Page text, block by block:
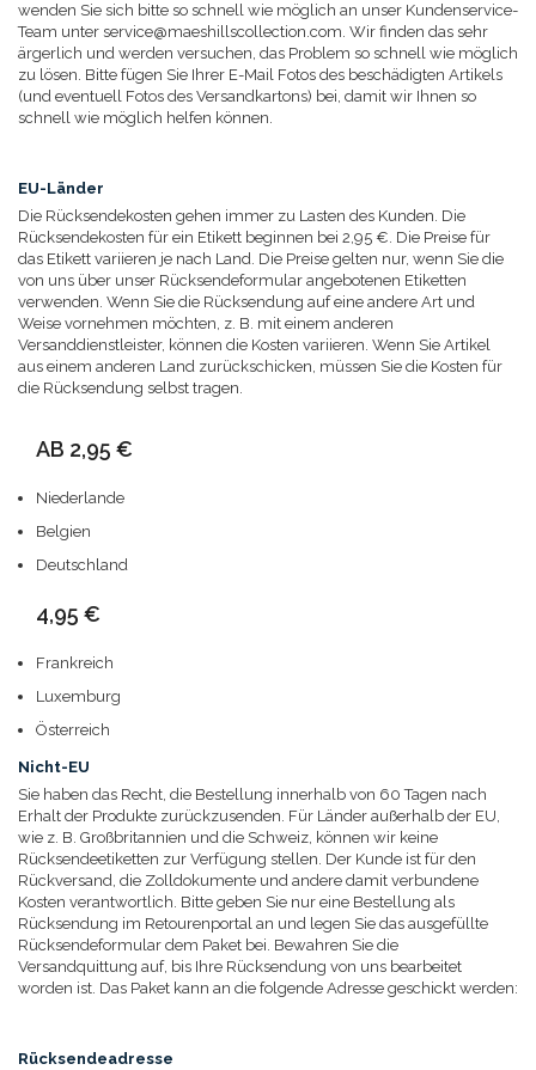
wenden Sie sich bitte so schnell wie möglich an unser Kundenservice-
Team unter service@maeshillscollection.com. Wir finden das sehr
ärgerlich und werden versuchen, das Problem so schnell wie möglich
zu lösen. Bitte fügen Sie Ihrer E-Mail Fotos des beschädigten Artikels
(und eventuell Fotos des Versandkartons) bei, damit wir Ihnen so
schnell wie möglich helfen können.
EU-Länder
Die Rücksendekosten gehen immer zu Lasten des Kunden. Die
Rücksendekosten für ein Etikett beginnen bei 2,95 €. Die Preise für
das Etikett variieren je nach Land. Die Preise gelten nur, wenn Sie die
von uns über unser Rücksendeformular angebotenen Etiketten
verwenden. Wenn Sie die Rücksendung auf eine andere Art und
Weise vornehmen möchten, z. B. mit einem anderen
Versanddienstleister, können die Kosten variieren. Wenn Sie Artikel
aus einem anderen Land zurückschicken, müssen Sie die Kosten für
die Rücksendung selbst tragen.
AB 2,95 €
Niederlande
Belgien
Deutschland
4,95 €
Frankreich
Luxemburg
Österreich
Nicht-EU
Sie haben das Recht, die Bestellung innerhalb von 60 Tagen nach
Erhalt der Produkte zurückzusenden. Für Länder außerhalb der EU,
wie z. B. Großbritannien und die Schweiz, können wir keine
Rücksendeetiketten zur Verfügung stellen. Der Kunde ist für den
Rückversand, die Zolldokumente und andere damit verbundene
Kosten verantwortlich. Bitte geben Sie nur eine Bestellung als
Rücksendung im Retourenportal an und legen Sie das ausgefüllte
Rücksendeformular dem Paket bei. Bewahren Sie die
Versandquittung auf, bis Ihre Rücksendung von uns bearbeitet
worden ist. Das Paket kann an die folgende Adresse geschickt werden:
Rücksendeadresse